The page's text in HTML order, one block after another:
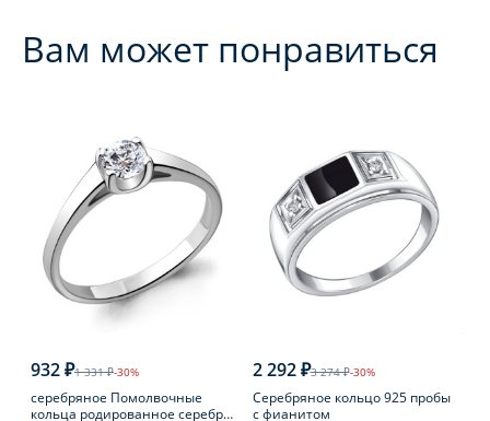
Вам может понравиться
932 ₽1 331 ₽-30%
серебряное Помолвочные
кольца родированное серебро
2 292 ₽3 274 ₽-30%
Серебряное кольцо 925 пробы
с фианитом